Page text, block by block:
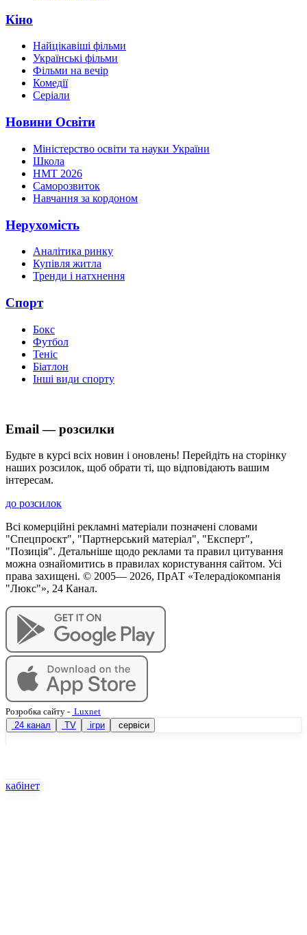
Кіно
Найцікавіші фільми
Українські фільми
Фільми на вечір
Комедії
Серіали
Новини Освіти
Міністерство освіти та науки України
Школа
НМТ 2026
Саморозвиток
Навчання за кордоном
Нерухомість
Аналітика ринку
Купівля житла
Тренди і натхнення
Спорт
Бокс
Футбол
Теніс
Біатлон
Інші види спорту
Email — розсилки
Будьте в курсі всіх новин і оновлень! Перейдіть на сторінку
наших розсилок, щоб обрати ті, що відповідають вашим
інтересам.
до розсилок
Всі комерційні рекламні матеріали позначені словами
"Спецпроєкт", "Партнерський матеріал", "Експерт",
"Позиція". Детальніше щодо реклами та правил цитування
можна ознайомитись в правилах користування сайтом. Усі
права захищені. © 2005— 2026, ПрАТ «Телерадіокомпанія
"Люкс"», 24 Канал.
Розробка сайту - Luxnet
24 канал
TV ігри сервіси
кабінет